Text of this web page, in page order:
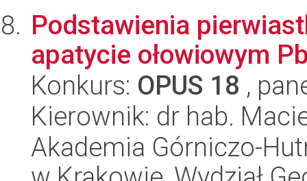
Podstawienia
apatycie ołowiowym
Konkurs: OPUS 18 ,
Kierownik: dr hab.
Akademia Górniczo-